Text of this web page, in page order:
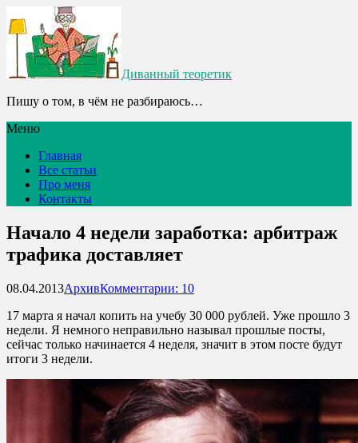
Диванный теоретик
Пишу о том, в чём не разбираюсь…
Меню
Главная
Все статьи
Про меня
Контакты
Начало 4 недели заработка: арбитраж
трафика доставляет
08.04.2013АрхивКомментарии: 10
17 марта я начал копить на учебу 30 000 рублей. Уже прошло 3
недели. Я немного неправильно называл прошлые посты,
сейчас только начинается 4 неделя, значит в этом посте будут
итоги 3 недели.